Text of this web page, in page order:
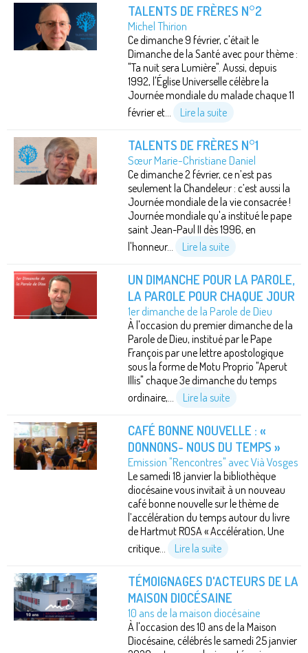
TALENTS DE FRÈRES N°2
Michel Thirion
Ce dimanche 9 février, c'était le
Dimanche de la Santé avec pour thème :
"Ta nuit sera Lumière". Aussi, depuis
1992, l'Église Universelle célèbre la
Journée mondiale du malade chaque 11
février et...
Lire la suite
TALENTS DE FRÈRES N°1
Sœur Marie-Christiane Daniel
Ce dimanche 2 février, ce n’est pas
seulement la Chandeleur : c’est aussi la
Journée mondiale de la vie consacrée !
Journée mondiale qu'a institué le pape
saint Jean-Paul II dès 1996, en
l'honneur...
Lire la suite
UN DIMANCHE POUR LA PAROLE,
LA PAROLE POUR CHAQUE JOUR
1er dimanche de la Parole de Dieu
À l'occasion du premier dimanche de la
Parole de Dieu, institué par le Pape
François par une lettre apostologique
sous la forme de Motu Proprio "Aperut
Illis" chaque 3e dimanche du temps
ordinaire,...
Lire la suite
CAFÉ BONNE NOUVELLE : «
DONNONS- NOUS DU TEMPS »
Emission "Rencontres" avec Vià Vosges
Le samedi 18 janvier la bibliothèque
diocésaine vous invitait à un nouveau
café bonne nouvelle sur le thème de
l’accélération du temps autour du livre
de Hartmut ROSA « Accélération, Une
critique...
Lire la suite
TÉMOIGNAGES D'ACTEURS DE LA
MAISON DIOCÉSAINE
10 ans de la maison diocésaine
À l'occasion des 10 ans de la Maison
Diocésaine, célébrés le samedi 25 janvier